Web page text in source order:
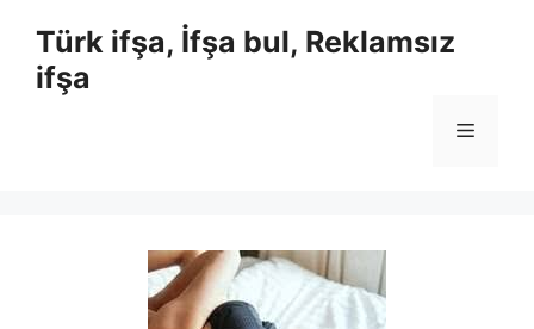
Türk ifşa, İfşa bul, Reklamsız
ifşa
Menü